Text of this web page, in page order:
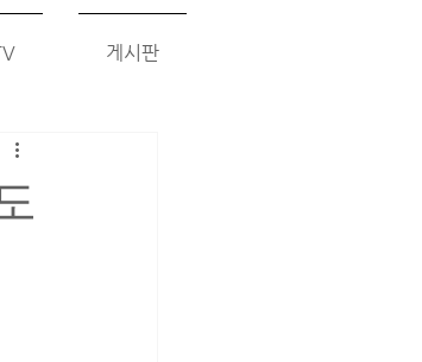
게시판